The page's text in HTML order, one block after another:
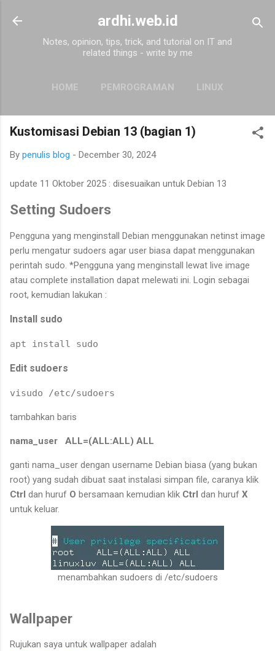
Skip to main content
ardhi.web.id
Notes, opinion, tips, trick, and tutorial on IT and
related things - write by me
HOME PEMROGRAMAN LINUX
MORE… ABOUT
Kustomisasi Debian 13 (bagian 1)
By penulis blog - December 30, 2024
update 11 Oktober 2025 : disesuaikan untuk Debian 13
Setting Sudoers
Pengguna yang menginstall Debian menggunakan netinst image
perlu mengatur sudoers agar user biasa dapat menggunakan
perintah sudo. *Pengguna yang menginstall lewat live image
atau complete installation dapat melewati ini. Login sebagai
root, kemudian lakukan :
Install sudo
apt install sudo
Edit sudoers
visudo /etc/sudoers
tambahkan baris
nama_user ALL=(ALL:ALL) ALL
ganti nama_user dengan username Debian biasa (yang bukan
root) yang sudah dibuat saat instalasi simpan file, caranya klik
Ctrl dan huruf O bersamaan kemudian klik Ctrl dan huruf X
untuk keluar.
menambahkan sudoers di /etc/sudoers
Wallpaper
Rujukan saya untuk wallpaper adalah